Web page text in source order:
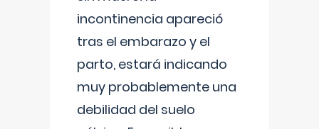
incontinencia apareció
tras el embarazo y el
parto, estará indicando
muy probablemente una
debilidad del suelo